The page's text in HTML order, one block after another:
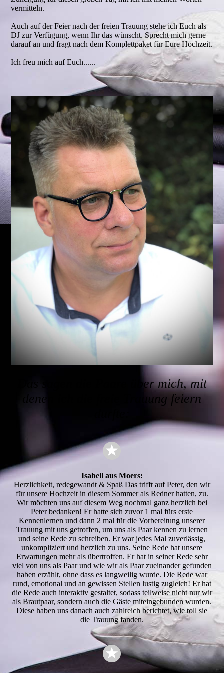
vermitteln.
Auch auf der Feier nach der freien Trauung stehe ich Euch als
DJ zur Verfügung, wenn Ihr das wünscht. Sprecht mich gerne
darauf an und fragt nach dem Komplettpaket für Eure Hochzeit.
Ich freu mich auf Euch......
Das sagen die Paare über mich, mit
denen ich die freie Trauung feiern
Isabell aus Moers:
Herzlichkeit, redegewandt & Spaß Das trifft auf Peter, den wir
für unsere Hochzeit in diesem Sommer als Redner hatten, zu.
Wir möchten uns auf diesem Weg nochmal ganz herzlich bei
Peter bedanken! Er hatte sich zuvor 1 mal fürs erste
Kennenlernen und dann 2 mal für die Vorbereitung unserer
Trauung mit uns getroffen, um uns als Paar kennen zu lernen
und seine Rede zu schreiben. Er war jedes Mal zuverlässig,
unkompliziert und herzlich zu uns. Seine Rede hat unsere
Erwartungen mehr als übertroffen. Er hat in seiner Rede sehr
viel von uns als Paar und wie wir als Paar zueinander gefunden
haben erzählt, ohne dass es langweilig wurde. Die Rede war
rund, emotional und an gewissen Stellen lustig zugleich! Er hat
die Rede auch interaktiv gestaltet, sodass teilweise nicht nur wir
als Brautpaar, sondern auch die Gäste miteingebunden wurden.
Diese haben uns danach auch zahlreich berichtet, wie toll sie
die Trauung fanden.